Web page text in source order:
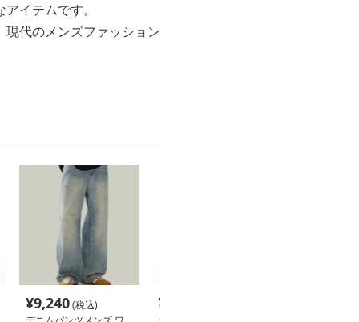
イテムです。
代のメンズファッション
¥9,240(税込)
¥